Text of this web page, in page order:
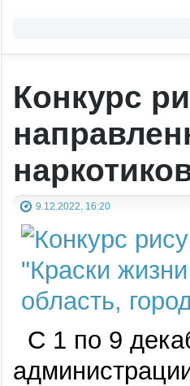
Конкурс
9.12.2022, 16:20
С 1 по 9